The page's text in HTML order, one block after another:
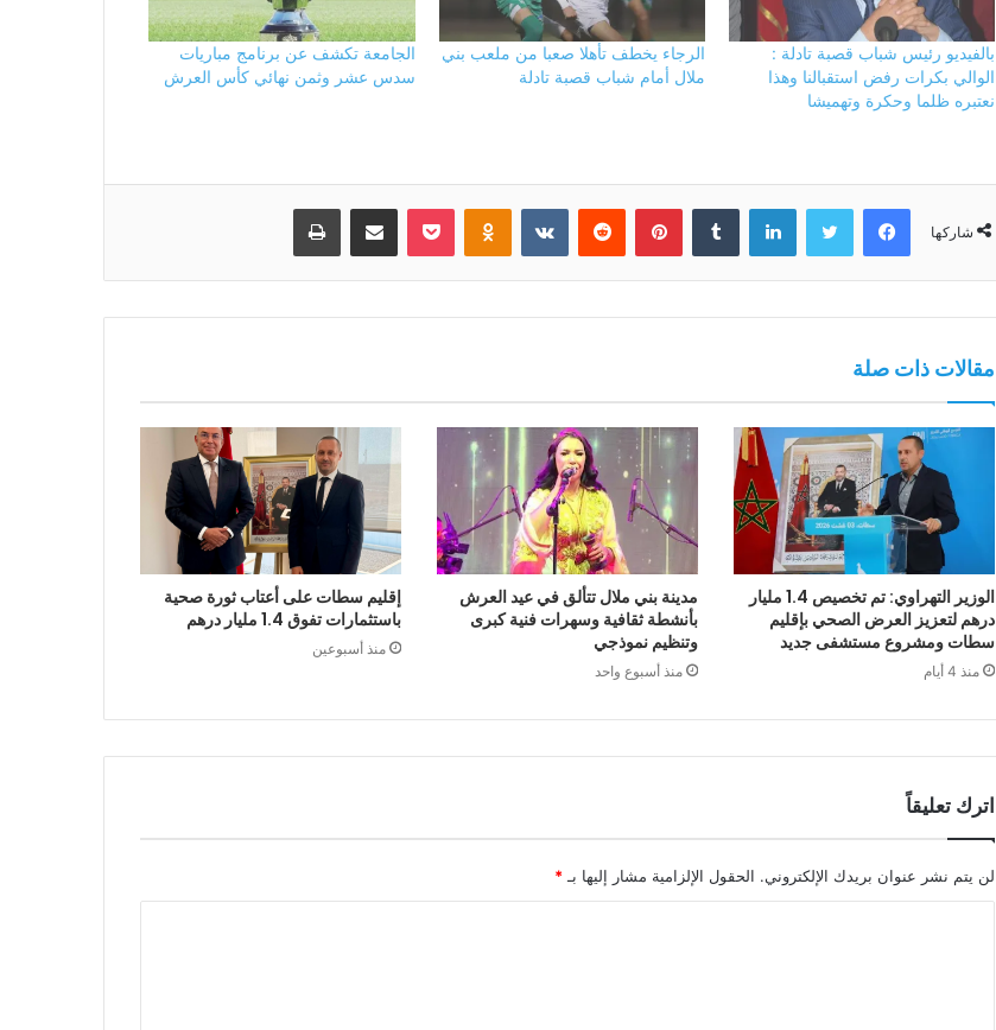
بالفيديو رئيس شباب قصبة تادلة :
الوالي بكرات رفض استقبالنا وهذا
نعتبره ظلما وحكرة وتهميشا
الرجاء يخطف تأهلا صعبا من ملعب بني
ملال أمام شباب قصبة تادلة
الجامعة تكشف عن برنامج مباريات
سدس عشر وثمن نهائي كأس العرش
شاركها
فيسبوك تويتر لينكدإن بينتيريست Odnoklassniki
بوكيت مشاركة عبر البريد طباعة
مقالات ذات صلة
الوزير التهراوي: تم تخصيص 1.4 مليار
درهم لتعزيز العرض الصحي بإقليم
سطات ومشروع مستشفى جديد
منذ 4 أيام
مدينة بني ملال تتألق في عيد العرش
بأنشطة ثقافية وسهرات فنية كبرى
وتنظيم نموذجي
منذ أسبوع واحد
إقليم سطات على أعتاب ثورة صحية
باستثمارات تفوق 1.4 مليار درهم
منذ أسبوعين
اترك تعليقاً
لن يتم نشر عنوان بريدك الإلكتروني. الحقول الإلزامية مشار إليها بـ*